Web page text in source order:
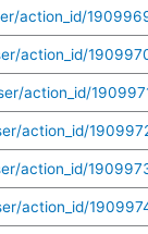
action_id/
action_id/
action_id/
action_id/
action_id/
action_id/